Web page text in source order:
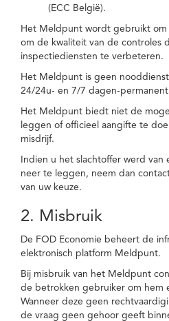
(ECC België).
Het Meldpunt wordt gebruikt om
om de kwaliteit van de controles
inspectiediensten te verbeteren.
Het Meldpunt is geen
24/24u- en 7/7 dagen-
Het Meldpunt biedt niet de
leggen of officieel aangifte te
misdrijf.
Indien u het slachtoffer werd van
neer te leggen, neem dan
van uw keuze.
2. Misbruik
De FOD Economie beheert de
elektronisch platform Meldpunt.
Bij misbruik van het Meldpunt
de betrokken gebruiker om hem
Wanneer deze geen
de vraag geen gehoor geeft